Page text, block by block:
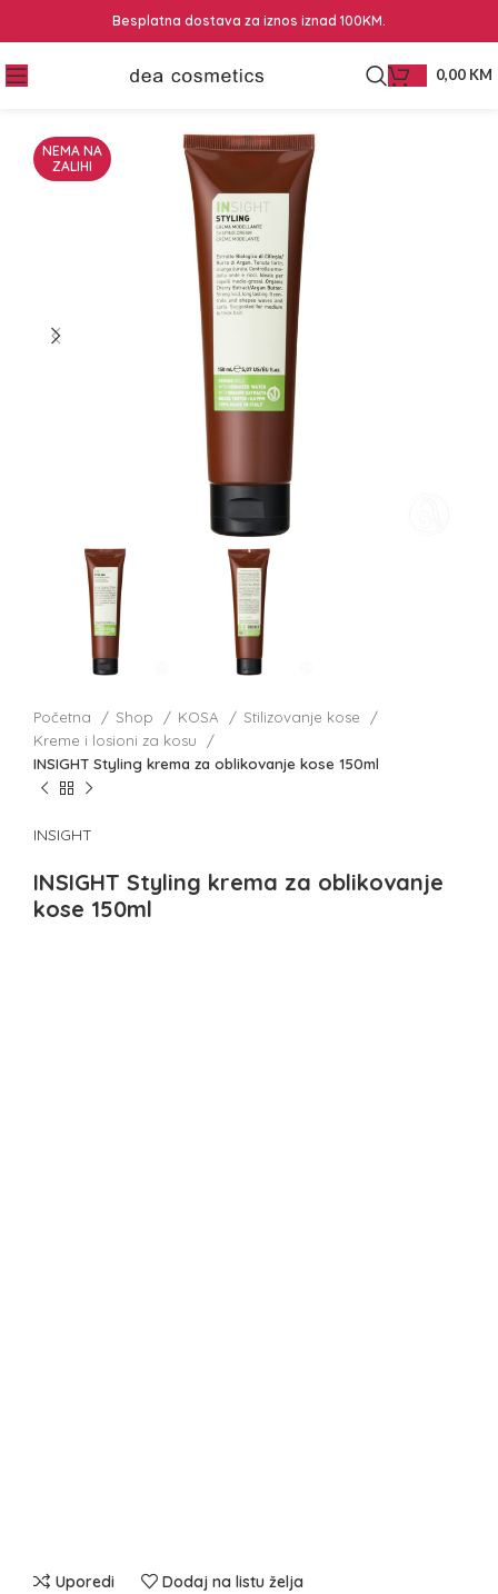
Besplatna dostava za iznos iznad 100KM.
0,00 KM
NEMA NA
ZALIHI
Početna Shop KOSA
Stilizovanje kose
Kreme i losioni za kosu
INSIGHT Styling krema za oblikovanje kose 150ml
INSIGHT
INSIGHT Styling krema za oblikovanje
kose 150ml
Uporedi Dodaj na listu želja